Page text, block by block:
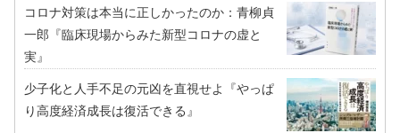
コロナ対策は本当に正しかったのか：青柳貞
一郎『臨床現場からみた新型コロナの虚と
実』
少子化と人手不足の元凶を直視せよ『やっぱ
り高度経済成長は復活できる』